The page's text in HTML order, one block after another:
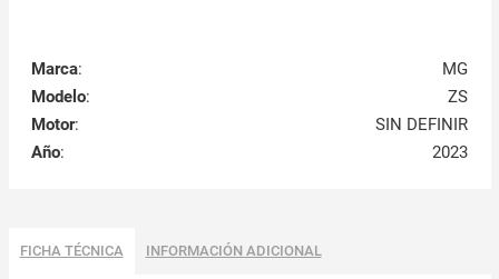
Marca:
MG
Modelo:
ZS
Motor:
SIN DEFINIR
Año: 2023
FICHA TÉCNICA INFORMACIÓN ADICIONAL